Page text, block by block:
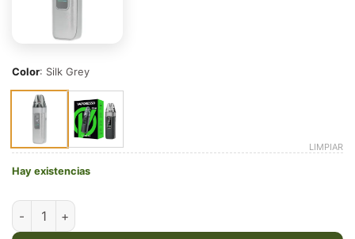
Color: Silk Grey
LIMPIAR
Hay existencias
Vaporesso Luxe X3 cantidad